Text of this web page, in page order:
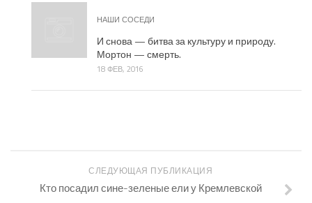
НАШИ СОСЕДИ
И снова — битва за культуру и природу.
Мортон — смерть.
18 ФЕВ, 2016
СЛЕДУЮЩАЯ ПУБЛИКАЦИЯ
Кто посадил сине-зеленые ели у Кремлевской